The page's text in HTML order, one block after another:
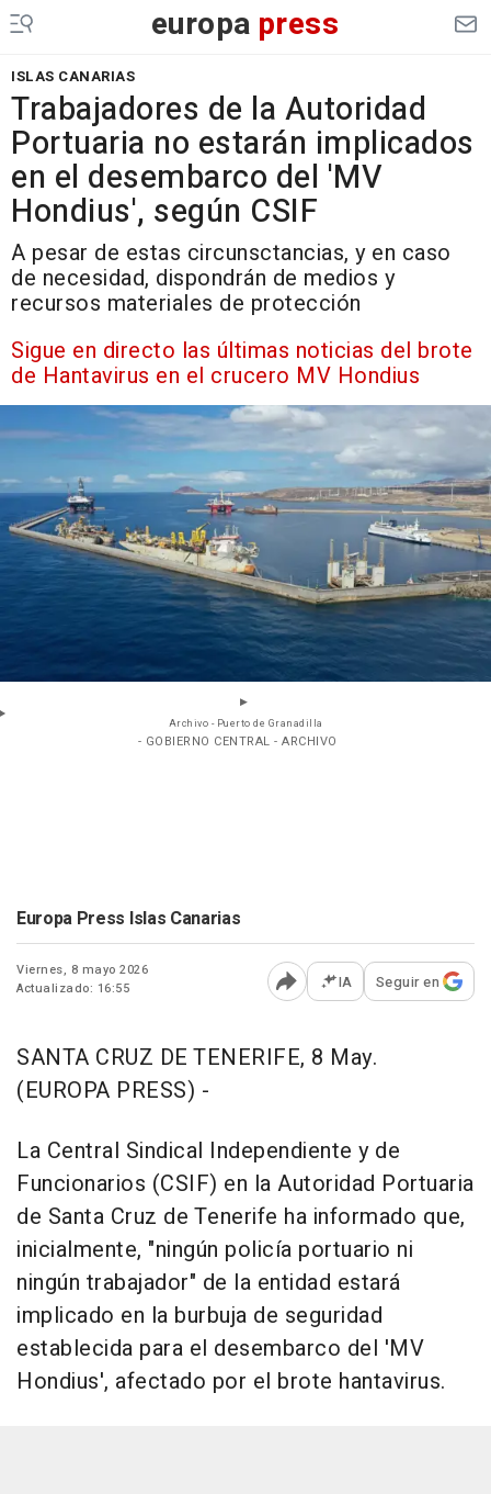
europa press
ISLAS CANARIAS
Trabajadores de la Autoridad
Portuaria no estarán implicados
en el desembarco del 'MV
Hondius', según CSIF
A pesar de estas circunsctancias, y en caso
de necesidad, dispondrán de medios y
recursos materiales de protección
Sigue en directo las últimas noticias del brote
de Hantavirus en el crucero MV Hondius
Archivo - Puerto de Granadilla
- GOBIERNO CENTRAL - ARCHIVO
Europa Press Islas Canarias
Viernes, 8 mayo 2026
Actualizado: 16:55
Abrir opciones para
IA Seguir en
SANTA CRUZ DE TENERIFE, 8 May.
(EUROPA PRESS) -
La Central Sindical Independiente y de
Funcionarios (CSIF) en la Autoridad Portuaria
de Santa Cruz de Tenerife ha informado que,
inicialmente, "ningún policía portuario ni
ningún trabajador" de la entidad estará
implicado en la burbuja de seguridad
establecida para el desembarco del 'MV
Hondius', afectado por el brote hantavirus.